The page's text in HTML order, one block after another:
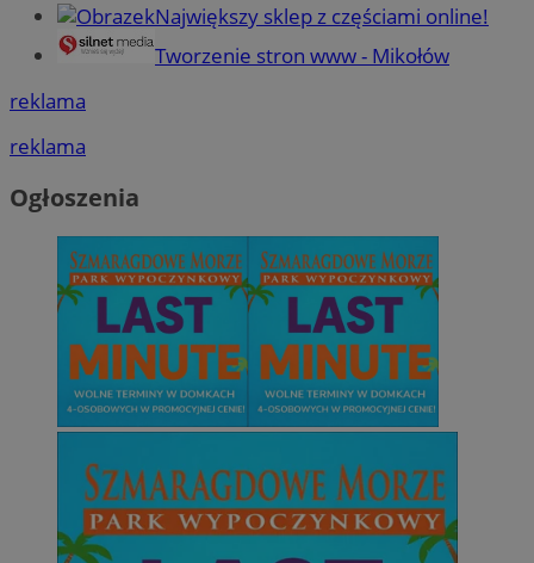
Największy sklep z częściami online!
Tworzenie stron www - Mikołów
reklama
reklama
Ogłoszenia